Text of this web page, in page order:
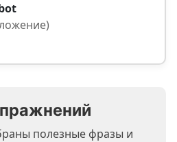
полезные фразы и